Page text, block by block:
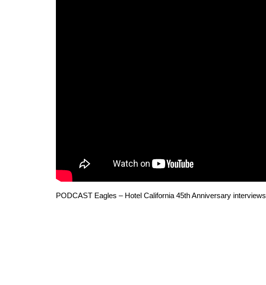
PODCAST Eagles – Hotel California 45th Anniversary interviews